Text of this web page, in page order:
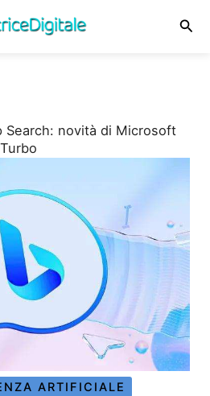
Search: novità di Microsoft
ARTIFICIALE